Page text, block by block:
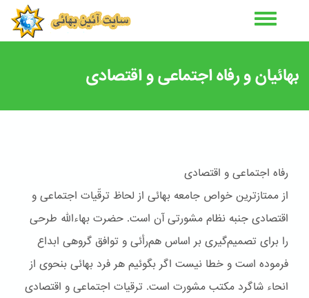
بهائیان و رفاه اجتماعی و اقتصادی
رفاه اجتماعى و اقتصادى
از ممتازترين خواص جامعه بهائی از لحاظ ترقّيات اجتماعی و
اقتصادی جنبه نظام مشورتی آن است. حضرت بهاءاللّه طرحی
را برای تصميم‌گيری بر اساس هم‌رأئی و توافق گروهی ابداع
فرموده است و خطا نيست اگر بگوئيم هر فرد بهائی بنحوی از
انحاء شاگرد مکتب مشورت است. ترقيات اجتماعی و اقتصادی